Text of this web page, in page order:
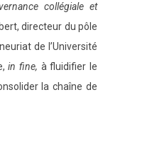
collégiale et
directeur du pôle
de l’Université
in fine, à fluidifier le
la chaîne de